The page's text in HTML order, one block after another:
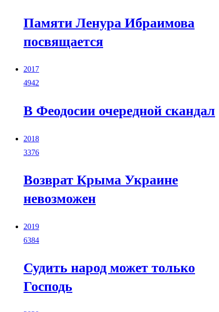
Памяти Ленура Ибраимова
посвящается
2017
4942
В Феодосии очередной скандал
2018
3376
Возврат Крыма Украине
невозможен
2019
6384
Судить народ может только
Господь